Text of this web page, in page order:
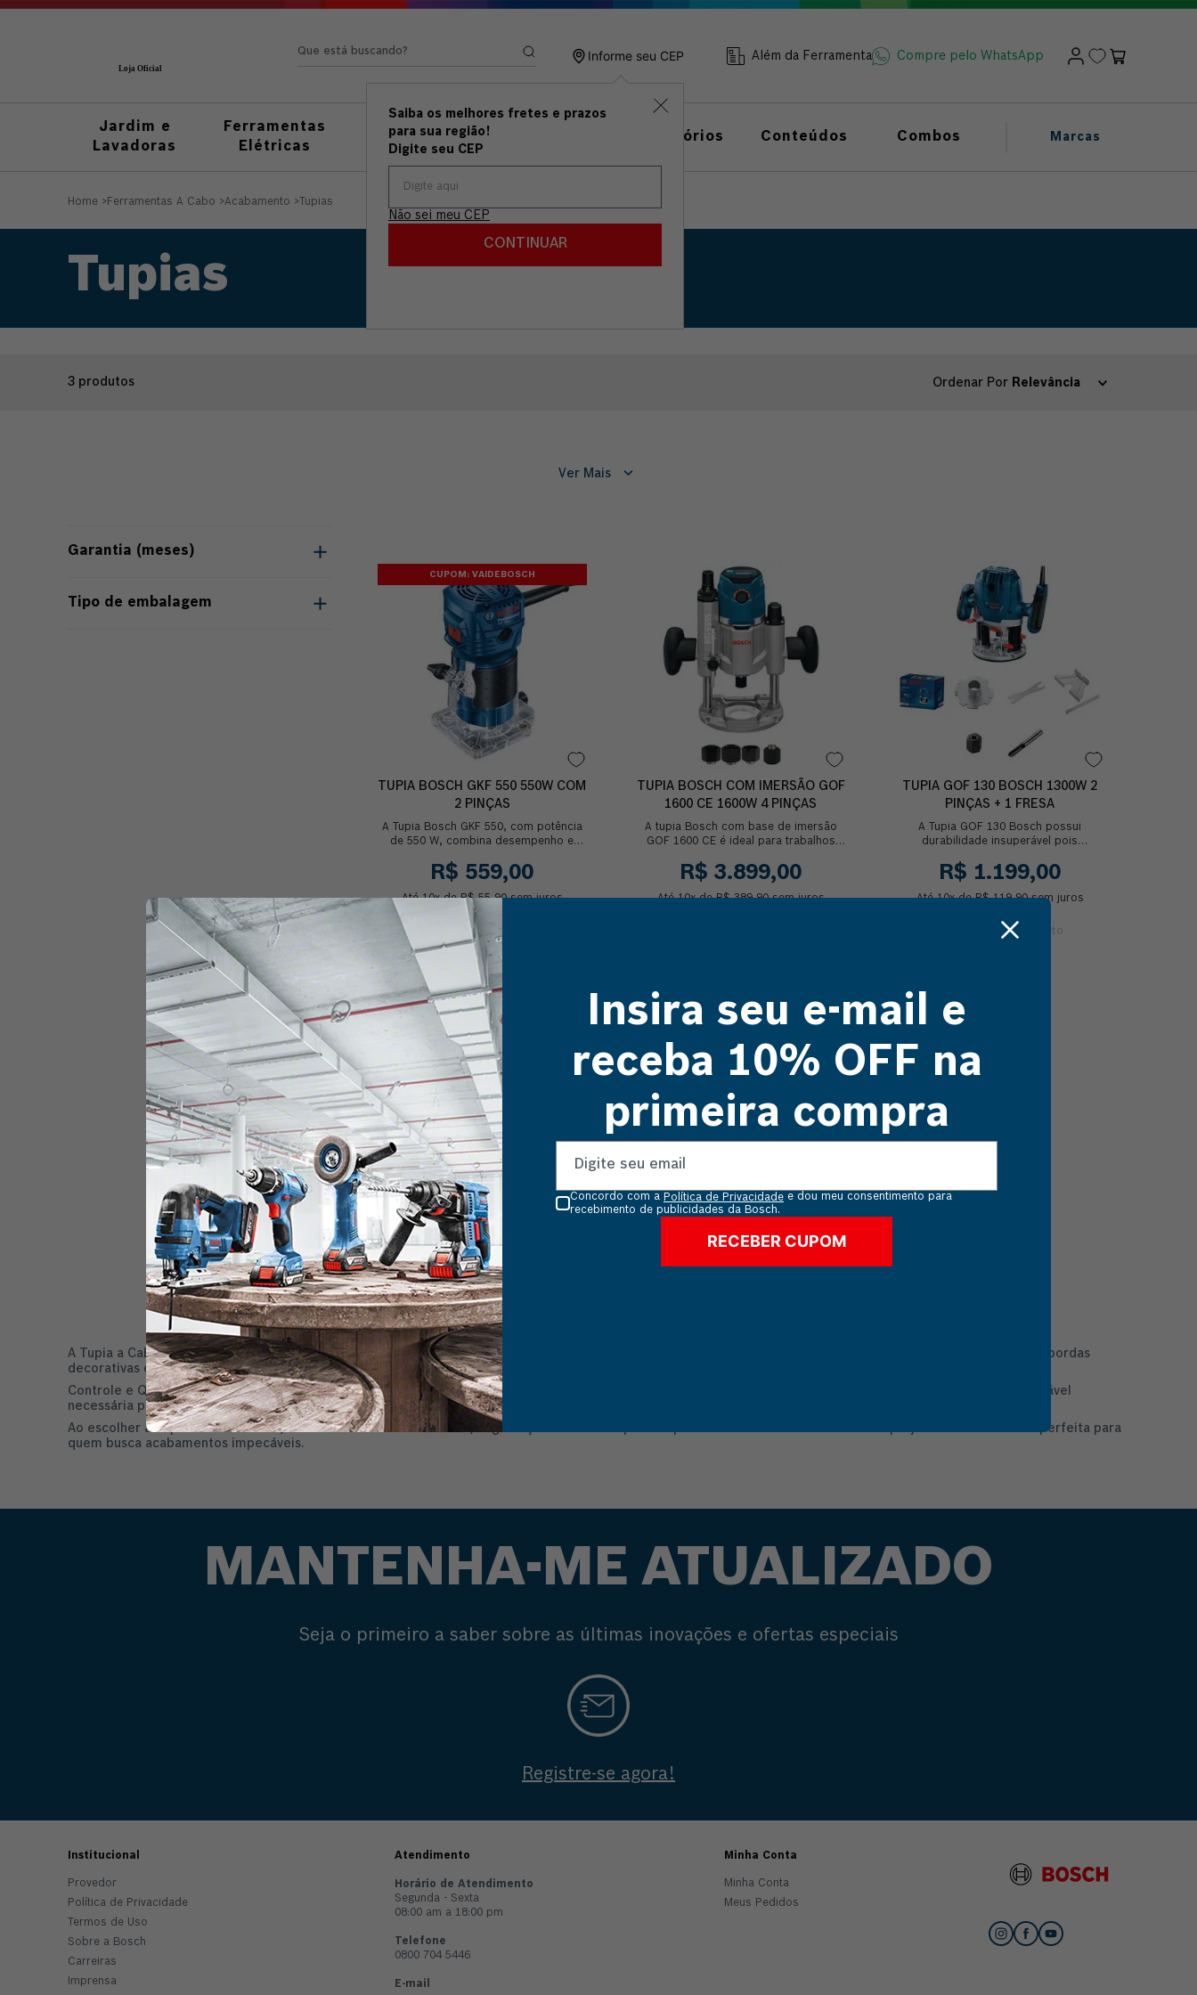
Que está buscando? Informe seu CEP
Saiba os melhores fretes e prazos
para sua região!
Digite seu CEP
Não sei meu CEP
CONTINUAR
Além da Ferramenta Compre pelo WhatsApp
Jardim e
Lavadoras
Ferramentas
Elétricas
Ferramentas
Manuais
Acessórios Conteúdos Combos Marcas
Home >Ferramentas A Cabo >Acabamento > Tupias
Tupias
3 produtos Ordenar Por Relevância
Ver Mais
Garantia (meses)
Tipo de embalagem
CUPOM: VAIDEBOSCH
TUPIA BOSCH GKF 550 550W COM
2 PINÇAS
A Tupia Bosch GKF 550, com potência
de 550 W, combina desempenho e
Mais potente e leve...
R$ 559,00
Até10x deR$ 55,90sem juros
Comprar
TUPIA BOSCH COM IMERSÃO GOF
1600 CE 1600W 4 PINÇAS
A tupia Bosch com base de imersão
GOF 1600 CE é ideal para trabalhos
trabalhada ou qu...
R$ 3.899,00
Até10x deR$ 389,90sem juros
TUPIA GOF 130 BOSCH 1300W 2
PINÇAS + 1 FRESA
A Tupia GOF 130 Bosch possui
durabilidade insuperável pois
contra sobrecarga, auxiliando o...
R$ 1.199,00
Até10x deR$ 119,90sem juros
QUEM VIU, VIU TAMBÉM
A Tupia a Cabo Bosch é essencial para a marcenaria e o acabamento profissional. Ela oferece potência constante e ininterrupta, ideal para rotear perfis, criar bordas
decorativas e fazer ranhuras precisas em trabalhos longos.
Controle e Qualidade: Nossas tupias contam com ajustes finos de profundidade, garantindo que cada corte seja exato. O motor robusto oferece a rotação estável
necessária para cortes suaves e limpos, sem queimar a madeira.
Ao escolher a Tupia Bosch com fio, você investe em durabilidade, segurança e o controle preciso para elevar o nível estético do seu projeto. É a ferramenta perfeita para
quem busca acabamentos impecáveis.
MANTENHA-ME ATUALIZADO
Seja o primeiro a saber sobre as últimas inovações e ofertas especiais
Registre-se agora!
Institucional
Provedor
Política de Privacidade
Termos de Uso
Sobre a Bosch
Carreiras
Imprensa
Atendimento
Horário de Atendimento
Segunda - Sexta
08:00 am a 18:00 pm
Telefone
0800 704 5446
E-mail
Minha Conta
Minha Conta
Meus Pedidos
Insira seu e-mail e
receba 10% OFF na
primeira compra
Concordo com a Política de Privacidade e dou meu consentimento para
recebimento de publicidades da Bosch.
RECEBER CUPOM